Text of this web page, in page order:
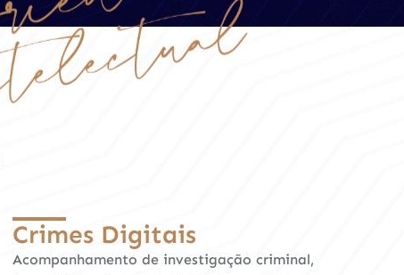
Crimes Digitais
Acompanhamento de investigação criminal,